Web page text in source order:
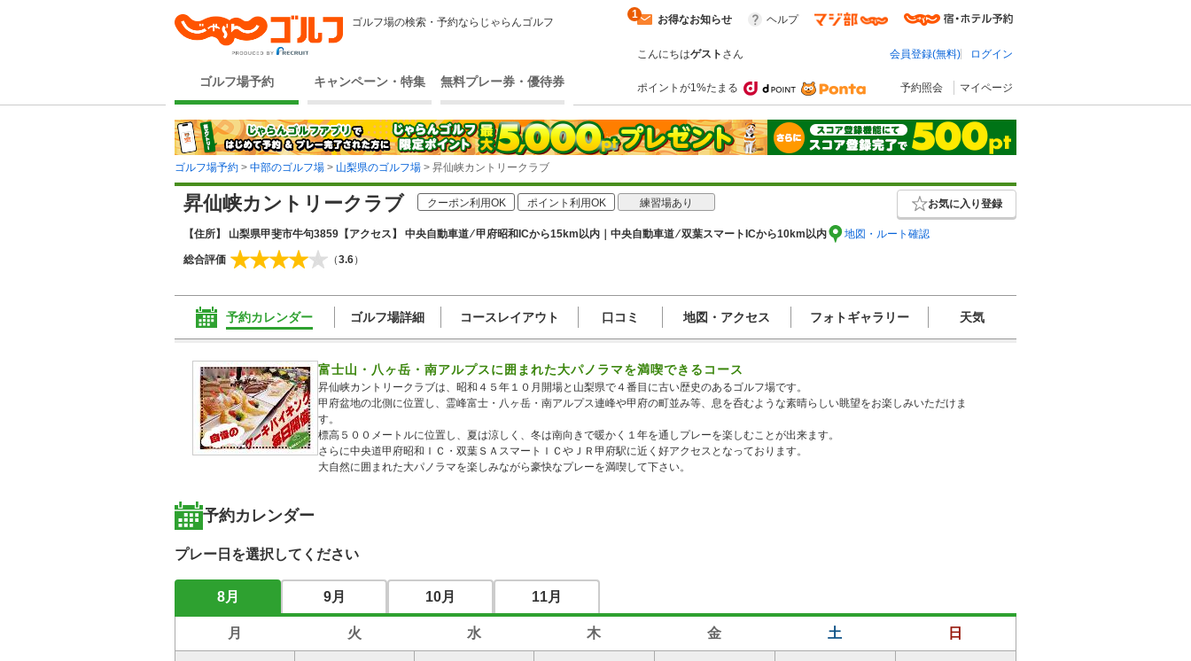
ゴルフ場の検索・予約ならじゃらんゴルフ
ゴルフ場予約 キャンペーン・特集 無料プレー券・優待券
お得なお知らせ
1 ヘルプ
こんにちはゲスト さん 会員登録(無料) ログイン
ポイントが1%たまる 予約照会 マイページ
ゴルフ場予約 > 中部のゴルフ場 > 山梨県のゴルフ場 > 昇仙峡カントリークラブ
昇仙峡カントリークラブ クーポン利用OK ポイント利用OK 練習場あり お気に入り登録
【住所】 山梨県甲斐市牛句3859 【アクセス】 中央自動車道 ⁄ 甲府昭和ICから15km以内｜中央自動車道 ⁄ 双葉スマートICから10km以内 地図・ルート確認
総合評価 （3.6）
予約カレンダー ゴルフ場詳細 コースレイアウト 口コミ 地図・アクセス フォトギャラリー 天気
富士山・八ヶ岳・南アルプスに囲まれた大パノラマを満喫できるコース
昇仙峡カントリークラブは、昭和４５年１０月開場と山梨県で４番目に古い歴史のあるゴルフ場です。
甲府盆地の北側に位置し、霊峰富士・八ヶ岳・南アルプス連峰や甲府の町並み等、息を呑むような素晴らしい眺望をお楽しみいただけま
す。
標高５００メートルに位置し、夏は涼しく、冬は南向きで暖かく１年を通しプレーを楽しむことが出来ます。
さらに中央道甲府昭和ＩＣ・双葉ＳＡスマートＩＣやＪＲ甲府駅に近く好アクセスとなっております。
大自然に囲まれた大パノラマを楽しみながら豪快なプレーを満喫して下さい。
予約カレンダー
プレー日を選択してください
8月 9月 10月 11月
月 火 水 木 金 土 日